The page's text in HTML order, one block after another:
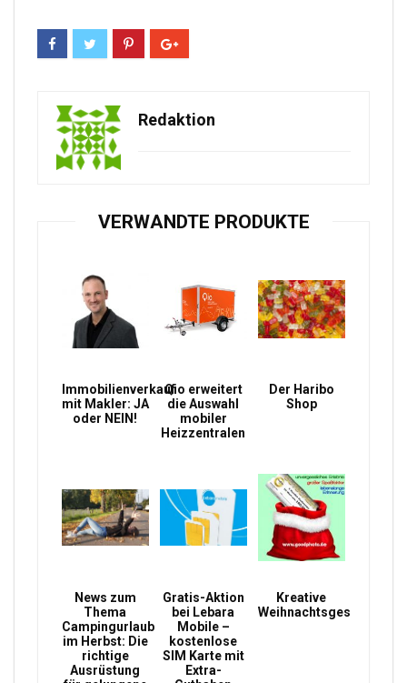
Redaktion
VERWANDTE PRODUKTE
Immobilienverkauf
mit Makler: JA
oder NEIN!
Qio erweitert
die Auswahl
mobiler
Heizzentralen
Der Haribo
Shop
News zum
Thema
Campingurlaub
im Herbst: Die
richtige
Ausrüstung
Gratis-Aktion
bei Lebara
Mobile –
kostenlose
SIM Karte mit
Extra-
Kreative
Weihnachtsgeschenke